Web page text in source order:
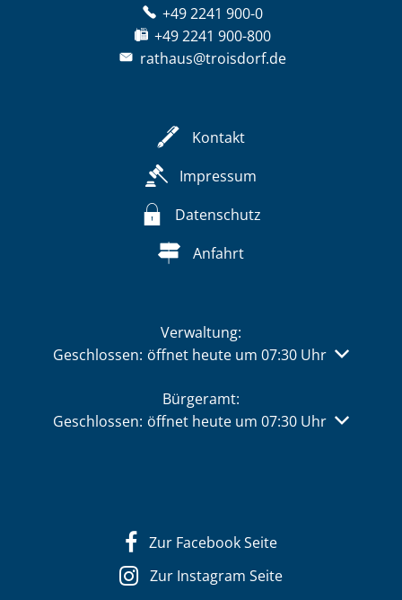
+49 2241 900-0
+49 2241 900-800
rathaus@troisdorf.de
Kontakt
Impressum
Datenschutz
Anfahrt
Verwaltung:
Klicken, um weitere Öffnungs- oder Schließzeiten
Geschlossen: öffnet heute um 07:30 Uhr
Bürgeramt:
Klicken, um weitere Öffnungs- oder Schließzeiten
Geschlossen: öffnet heute um 07:30 Uhr
Zur Facebook Seite
Zur Instagram Seite